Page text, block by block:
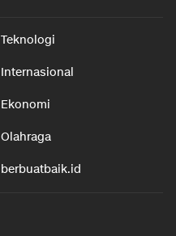
Teknologi
Internasional
Ekonomi
Olahraga
berbuatbaik.id